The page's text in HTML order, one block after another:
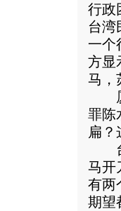
行政
台湾
一个
方显
马，
厦
罪陈
扁
台
马开
有两
期望